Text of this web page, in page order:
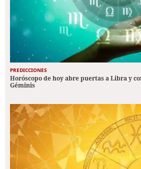
PREDICCIONES
Horóscopo de hoy abre puertas a Libra y
Géminis